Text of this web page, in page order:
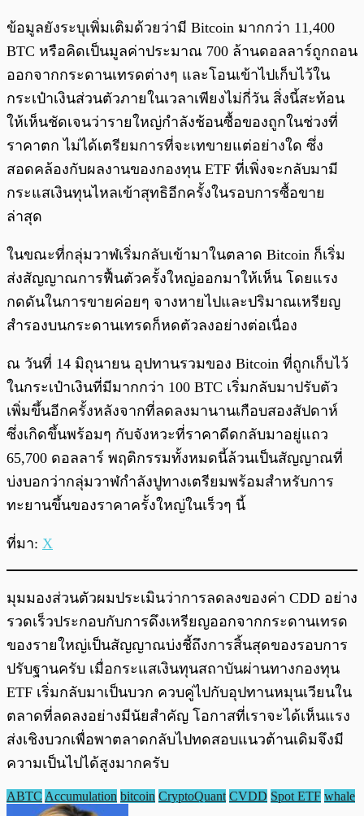
ข้อมูลยังระบุเพิ่มเติมด้วยว่ามี Bitcoin มากกว่า 11,400
BTC หรือคิดเป็นมูลค่าประมาณ 700 ล้านดอลลาร์ถูกถอน
ออกจากกระดานเทรดต่างๆ และโอนเข้าไปเก็บไว้ใน
กระเป๋าเงินส่วนตัวภายในเวลาเพียงไม่กี่วัน สิ่งนี้สะท้อน
ให้เห็นชัดเจนว่ารายใหญ่กำลังช้อนซื้อของถูกในช่วงที่
ราคาตก ไม่ได้เตรียมการที่จะเทขายแต่อย่างใด ซึ่ง
สอดคล้องกับผลงานของกองทุน ETF ที่เพิ่งจะกลับมามี
กระแสเงินทุนไหลเข้าสุทธิอีกครั้งในรอบการซื้อขาย
ล่าสุด
ในขณะที่กลุ่มวาฬเริ่มกลับเข้ามาในตลาด Bitcoin ก็เริ่ม
ส่งสัญญาณการฟื้นตัวครั้งใหญ่ออกมาให้เห็น โดยแรง
กดดันในการขายค่อยๆ จางหายไปและปริมาณเหรียญ
สำรองบนกระดานเทรดก็หดตัวลงอย่างต่อเนื่อง
ณ วันที่ 14 มิถุนายน อุปทานรวมของ Bitcoin ที่ถูกเก็บไว้
ในกระเป๋าเงินที่มีมากกว่า 100 BTC เริ่มกลับมาปรับตัว
เพิ่มขึ้นอีกครั้งหลังจากที่ลดลงมานานเกือบสองสัปดาห์
ซึ่งเกิดขึ้นพร้อมๆ กับจังหวะที่ราคาดีดกลับมาอยู่แถว
65,700 ดอลลาร์ พฤติกรรมทั้งหมดนี้ล้วนเป็นสัญญาณที่
บ่งบอกว่ากลุ่มวาฬกำลังปูทางเตรียมพร้อมสำหรับการ
ทะยานขึ้นของราคาครั้งใหญ่ในเร็วๆ นี้
ที่มา: X
มุมมองส่วนตัวผมประเมินว่าการลดลงของค่า CDD อย่าง
รวดเร็วประกอบกับการดึงเหรียญออกจากกระดานเทรด
ของรายใหญ่เป็นสัญญาณบ่งชี้ถึงการสิ้นสุดของรอบการ
ปรับฐานครับ เมื่อกระแสเงินทุนสถาบันผ่านทางกองทุน
ETF เริ่มกลับมาเป็นบวก ควบคู่ไปกับอุปทานหมุนเวียนใน
ตลาดที่ลดลงอย่างมีนัยสำคัญ โอกาสที่เราจะได้เห็นแรง
ส่งเชิงบวกเพื่อพาตลาดกลับไปทดสอบแนวต้านเดิมจึงมี
ความเป็นไปได้สูงมากครับ
ABTC Accumulation bitcoin CryptoQuant CVDD Spot ETF whale